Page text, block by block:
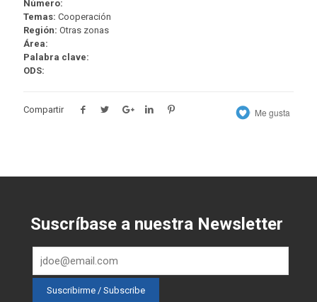
Número:
Temas: Cooperación
Región: Otras zonas
Área:
Palabra clave:
ODS:
Compartir Me gusta
Suscríbase a nuestra Newsletter